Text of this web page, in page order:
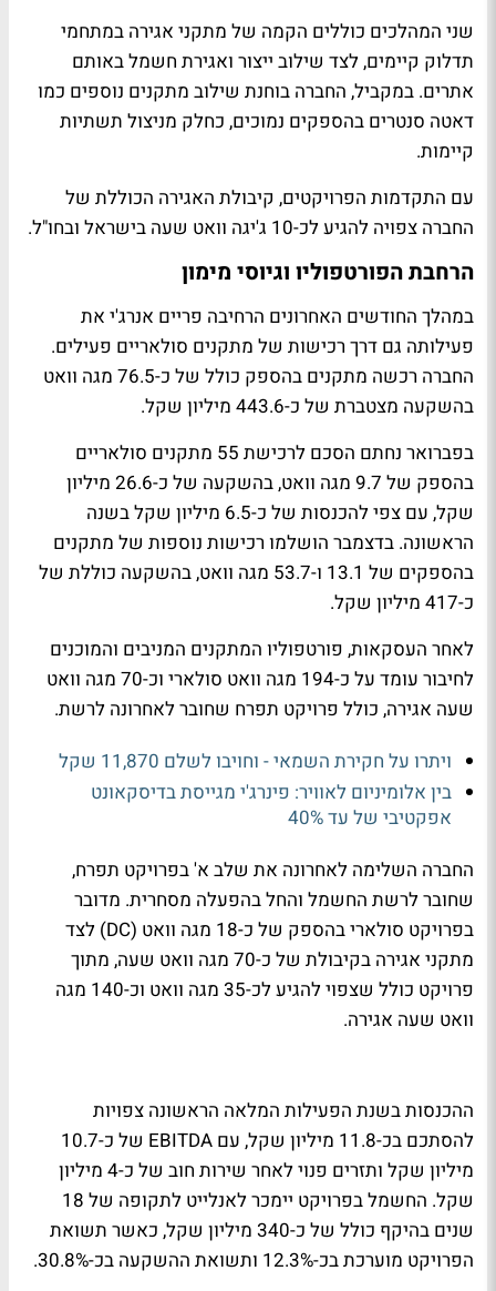
שני המהלכים כוללים הקמה של מתקני אגירה במתחמי
תדלוק קיימים, לצד שילוב ייצור ואגירת חשמל באותם
אתרים. במקביל, החברה בוחנת שילוב מתקנים נוספים כמו
דאטה סנטרים בהספקים נמוכים, כחלק מניצול תשתיות
קיימות.
עם התקדמות הפרויקטים, קיבולת האגירה הכוללת של
החברה צפויה להגיע לכ-10 ג'יגה וואט שעה בישראל ובחו"ל.
הרחבת הפורטפוליו וגיוסי מימון
במהלך החודשים האחרונים הרחיבה פריים אנרג'י את
פעילותה גם דרך רכישות של מתקנים סולאריים פעילים.
החברה רכשה מתקנים בהספק כולל של כ-76.5 מגה וואט
בהשקעה מצטברת של כ-443.6 מיליון שקל.
בפברואר נחתם הסכם לרכישת 55 מתקנים סולאריים
בהספק של 9.7 מגה וואט, בהשקעה של כ-26.6 מיליון
שקל, עם צפי להכנסות של כ-6.5 מיליון שקל בשנה
הראשונה. בדצמבר הושלמו רכישות נוספות של מתקנים
בהספקים של 13.1 ו-53.7 מגה וואט, בהשקעה כוללת של
כ-417 מיליון שקל.
לאחר העסקאות, פורטפוליו המתקנים המניבים והמוכנים
לחיבור עומד על כ-194 מגה וואט סולארי וכ-70 מגה וואט
שעה אגירה, כולל פרויקט תפרח שחובר לאחרונה לרשת.
ויתרו על חקירת השמאי - וחויבו לשלם 11,870 שקל
בין אלומיניום לאוויר: פינרג'י מגייסת בדיסקאונט
אפקטיבי של עד 40%
החברה השלימה לאחרונה את שלב א' בפרויקט תפרח,
שחובר לרשת החשמל והחל בהפעלה מסחרית. מדובר
בפרויקט סולארי בהספק של כ-18 מגה וואט (DC) לצד
מתקני אגירה בקיבולת של כ-70 מגה וואט שעה, מתוך
פרויקט כולל שצפוי להגיע לכ-35 מגה וואט וכ-140 מגה
וואט שעה אגירה.
ההכנסות בשנת הפעילות המלאה הראשונה צפויות
להסתכם בכ-11.8 מיליון שקל, עם EBITDA של כ-10.7
מיליון שקל ותזרים פנוי לאחר שירות חוב של כ-4 מיליון
שקל. החשמל בפרויקט יימכר לאנלייט לתקופה של 18
שנים בהיקף כולל של כ-340 מיליון שקל, כאשר תשואת
הפרויקט מוערכת בכ-12.3% ותשואת ההשקעה בכ-30.8%.